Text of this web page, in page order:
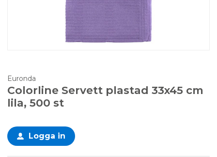
Euronda
Colorline Servett plastad 33x45 cm
lila, 500 st
Logga in